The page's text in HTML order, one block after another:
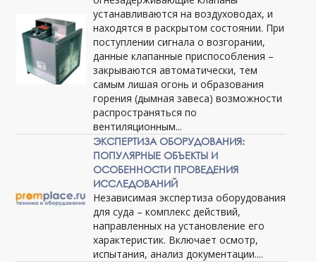
устанавливаются на воздуховодах, и
находятся в раскрытом состоянии. При
поступлении сигнала о возгорании,
данные клапанные приспособления –
закрываются автоматически, тем
самым лишая огонь и образования
горения (дымная завеса) возможности
распространяться по
вентиляционным...
ЭКСПЕРТИЗА ОБОРУДОВАНИЯ:
ПОПУЛЯРНЫЕ ОБЪЕКТЫ И
ОСОБЕННОСТИ ПРОВЕДЕНИЯ
ИССЛЕДОВАНИЙ
Независимая экспертиза оборудования
для суда – комплекс действий,
направленных на установление его
характеристик. Включает осмотр,
испытания, анализ документации....